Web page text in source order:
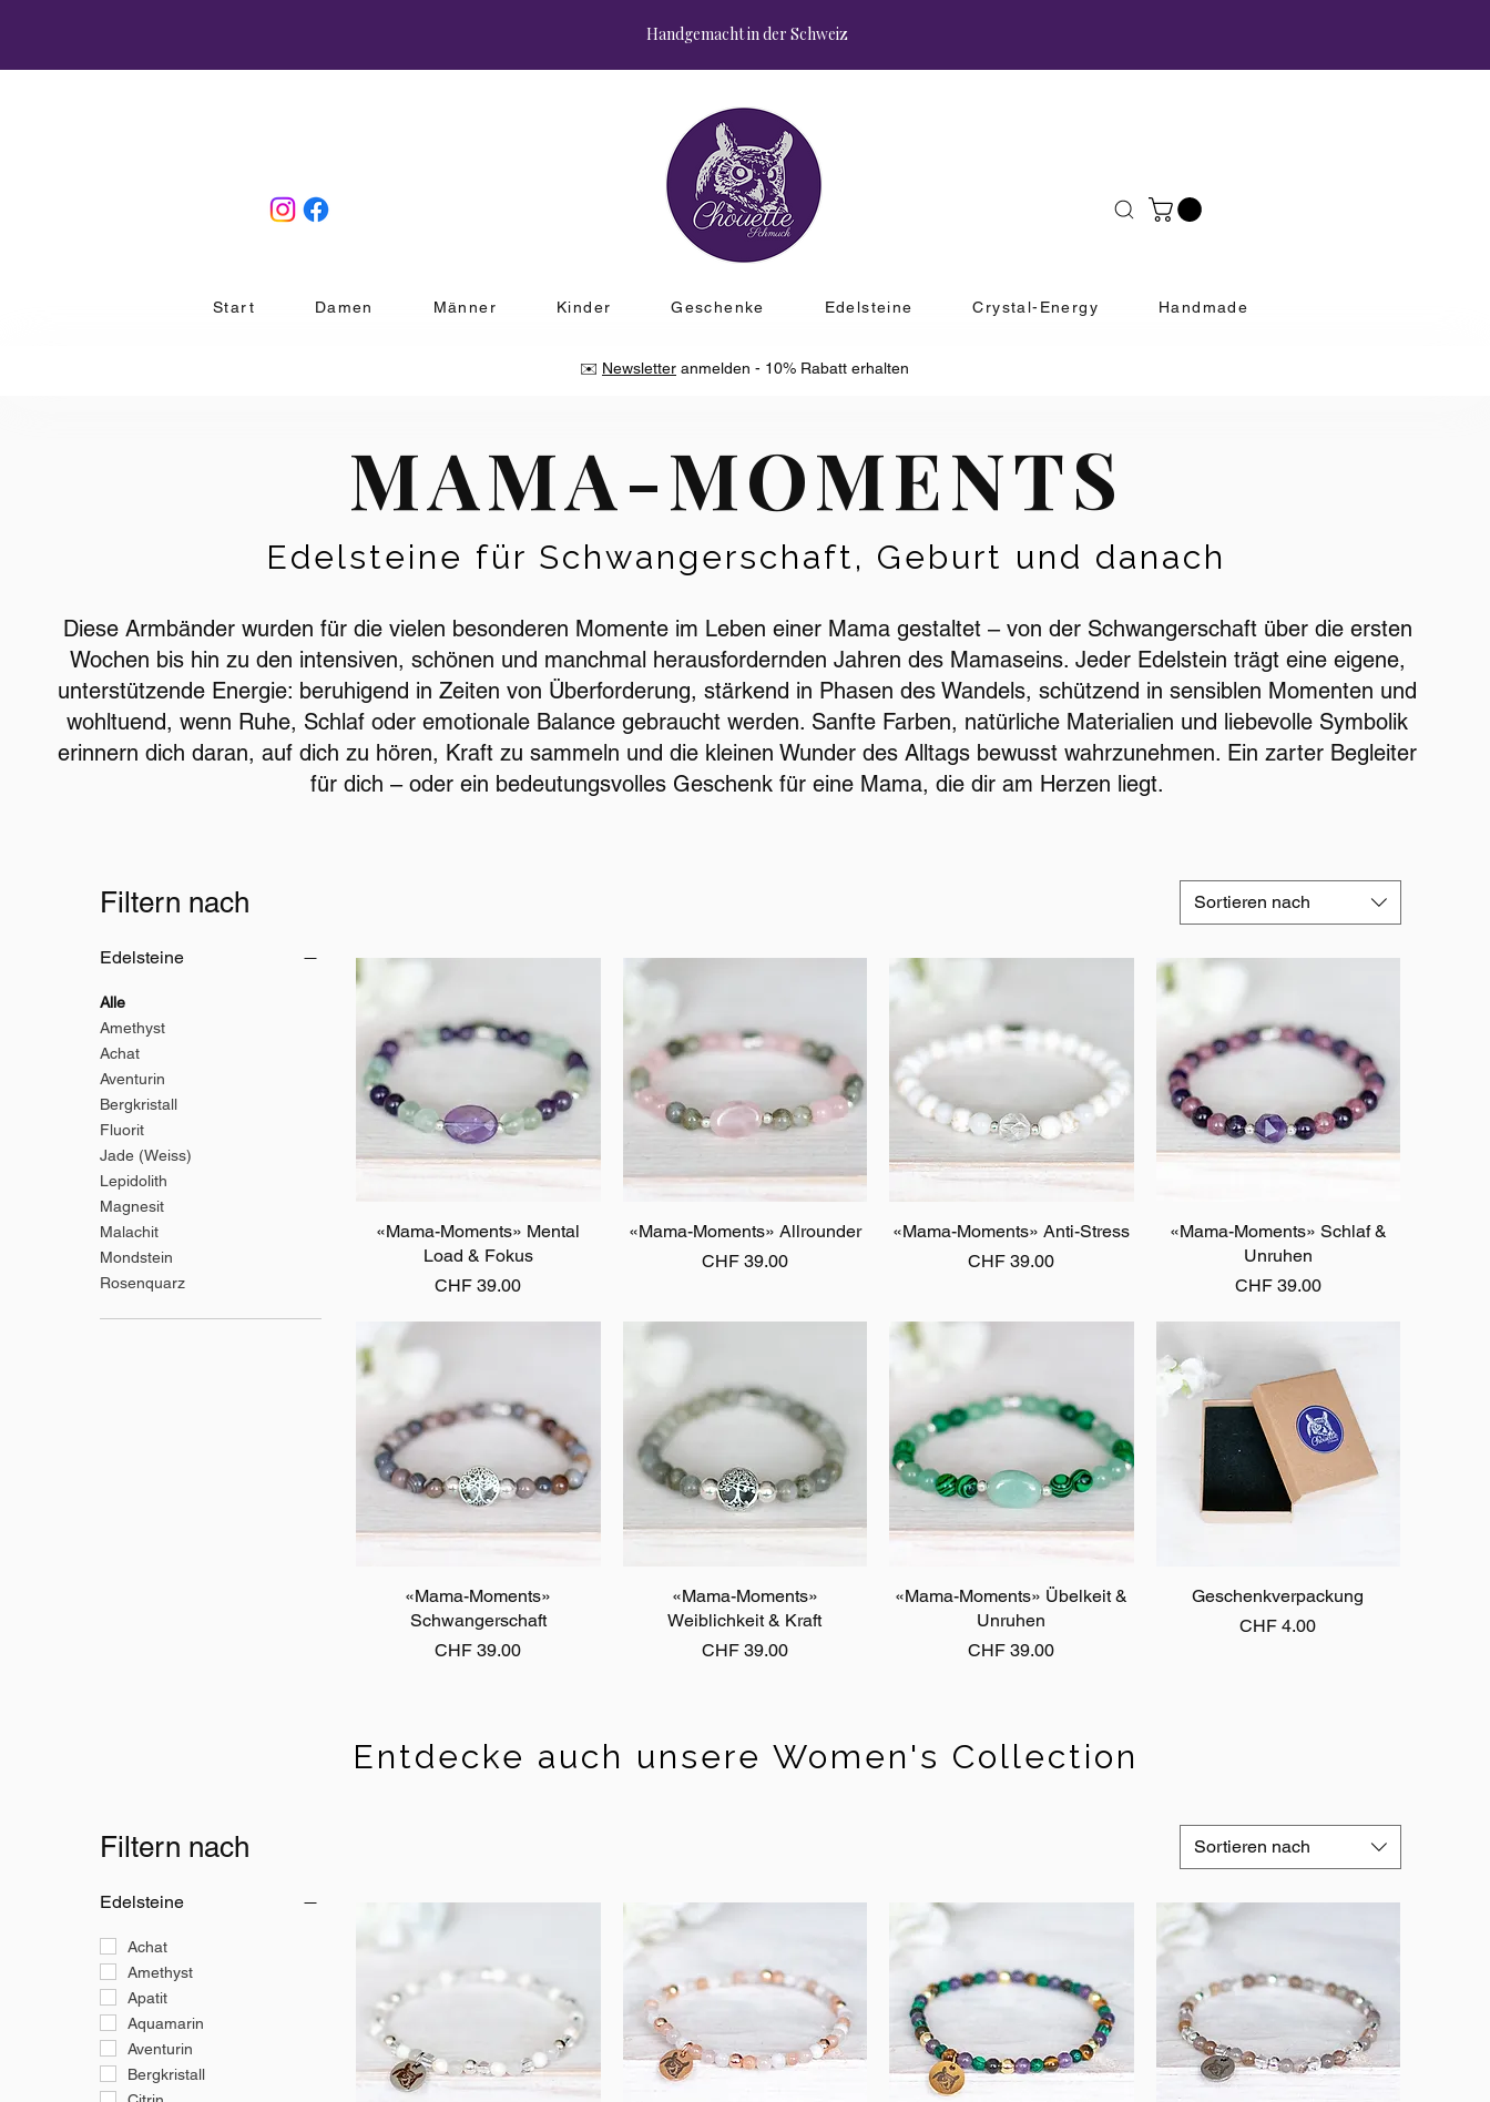
Handgemacht in der Schweiz
Start Damen Männer Kinder Geschenke Edelsteine Crystal-Energy Handmade
✉️ Newsletter anmelden - 10% Rabatt erhalten
MAMA-MOMENTS
Edelsteine für Schwangerschaft, Geburt und danach
Diese Armbänder wurden für die vielen besonderen Momente im Leben einer Mama gestaltet – von der Schwangerschaft über die ersten
Wochen bis hin zu den intensiven, schönen und manchmal herausfordernden Jahren des Mamaseins. Jeder Edelstein trägt eine eigene,
unterstützende Energie: beruhigend in Zeiten von Überforderung, stärkend in Phasen des Wandels, schützend in sensiblen Momenten und
wohltuend, wenn Ruhe, Schlaf oder emotionale Balance gebraucht werden. Sanfte Farben, natürliche Materialien und liebevolle Symbolik
erinnern dich daran, auf dich zu hören, Kraft zu sammeln und die kleinen Wunder des Alltags bewusst wahrzunehmen. Ein zarter Begleiter
für dich – oder ein bedeutungsvolles Geschenk für eine Mama, die dir am Herzen liegt.
Filtern nach
Edelsteine
Alle
Amethyst
Achat
Aventurin
Bergkristall
Fluorit
Jade (Weiss)
Lepidolith
Magnesit
Malachit
Mondstein
Rosenquarz
Sortieren nach
Schnellansicht
«Mama-Moments» Mental
Load & Fokus
Preis
CHF 39.00
Schnellansicht
«Mama-Moments» Allrounder
Preis
CHF 39.00
Schnellansicht
«Mama-Moments» Anti-Stress
Preis
CHF 39.00
Schnellansicht
«Mama-Moments» Schlaf &
Unruhen
Preis
CHF 39.00
Schnellansicht
«Mama-Moments»
Schwangerschaft
Preis
CHF 39.00
Schnellansicht
«Mama-Moments»
Weiblichkeit & Kraft
Preis
CHF 39.00
Schnellansicht
«Mama-Moments» Übelkeit &
Unruhen
Preis
CHF 39.00
Schnellansicht
Geschenkverpackung
Preis
CHF 4.00
Entdecke auch unsere Women's Collection
Filtern nach
Edelsteine
Achat
Amethyst
Apatit
Aquamarin
Aventurin
Bergkristall
Sortieren nach